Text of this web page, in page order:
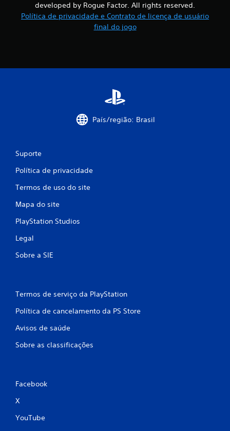
developed by Rogue Factor. All rights reserved.
Política de privacidade e Contrato de licença de usuário
final do jogo
País/região: Brasil
Suporte
Política de privacidade
Termos de uso do site
Mapa do site
PlayStation Studios
Legal
Sobre a SIE
Termos de serviço da PlayStation
Política de cancelamento da PS Store
Avisos de saúde
Sobre as classificações
Facebook
X
YouTube